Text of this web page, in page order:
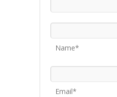
Name*
Email*